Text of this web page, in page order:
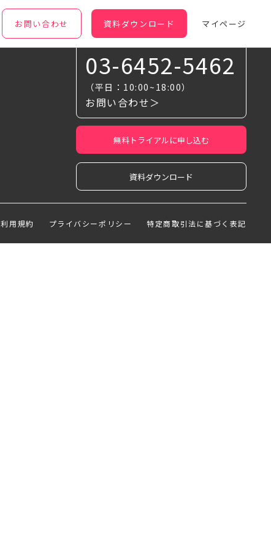
お問い合わせ 資料ダウンロード マイページ
お気軽に相談ください
03-6452-5462
（平日：10:00~18:00）
お問い合わせ＞
無料トライアルに申し込む
資料ダウンロード
特定商取引法に基づく表記
プライバシーポリシー
利用規約